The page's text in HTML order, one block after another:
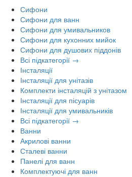
Сифони
Сифони для ванн
Сифони для умивальников
Сифони для кухонних мийок
Сифони для душових піддонів
Всі підкатегорії →
Інсталяції
Інсталяції для унітазів
Комплекти інсталяцій з унітазом
Інсталяції для пісуарів
Інсталяції для умивальників
Всі підкатегорії →
Ванни
Акрилові ванни
Сталеві ванни
Панелі для ванн
Комплектуючі для ванн